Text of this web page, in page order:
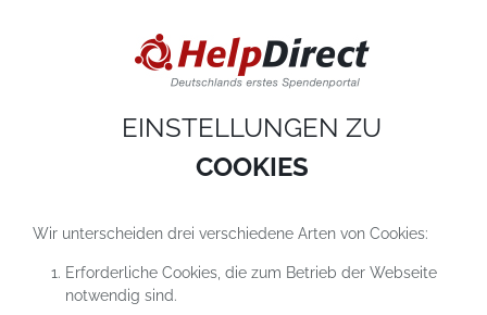
Cookies sind kleine Textdateien, die auf einem Computer heruntergeladen
sobald du unsere Website nutzt. Cookies setzen wir hauptsächlich dazu ein,
du unser Angebot richtig nutzen kannst. Mehr erfährst du in
EINSTELLUNGEN ZU
COOKIES
Wir unterscheiden drei verschiedene Arten von Cookies:
Erforderliche Cookies, die zum Betrieb der Webseite
notwendig sind.